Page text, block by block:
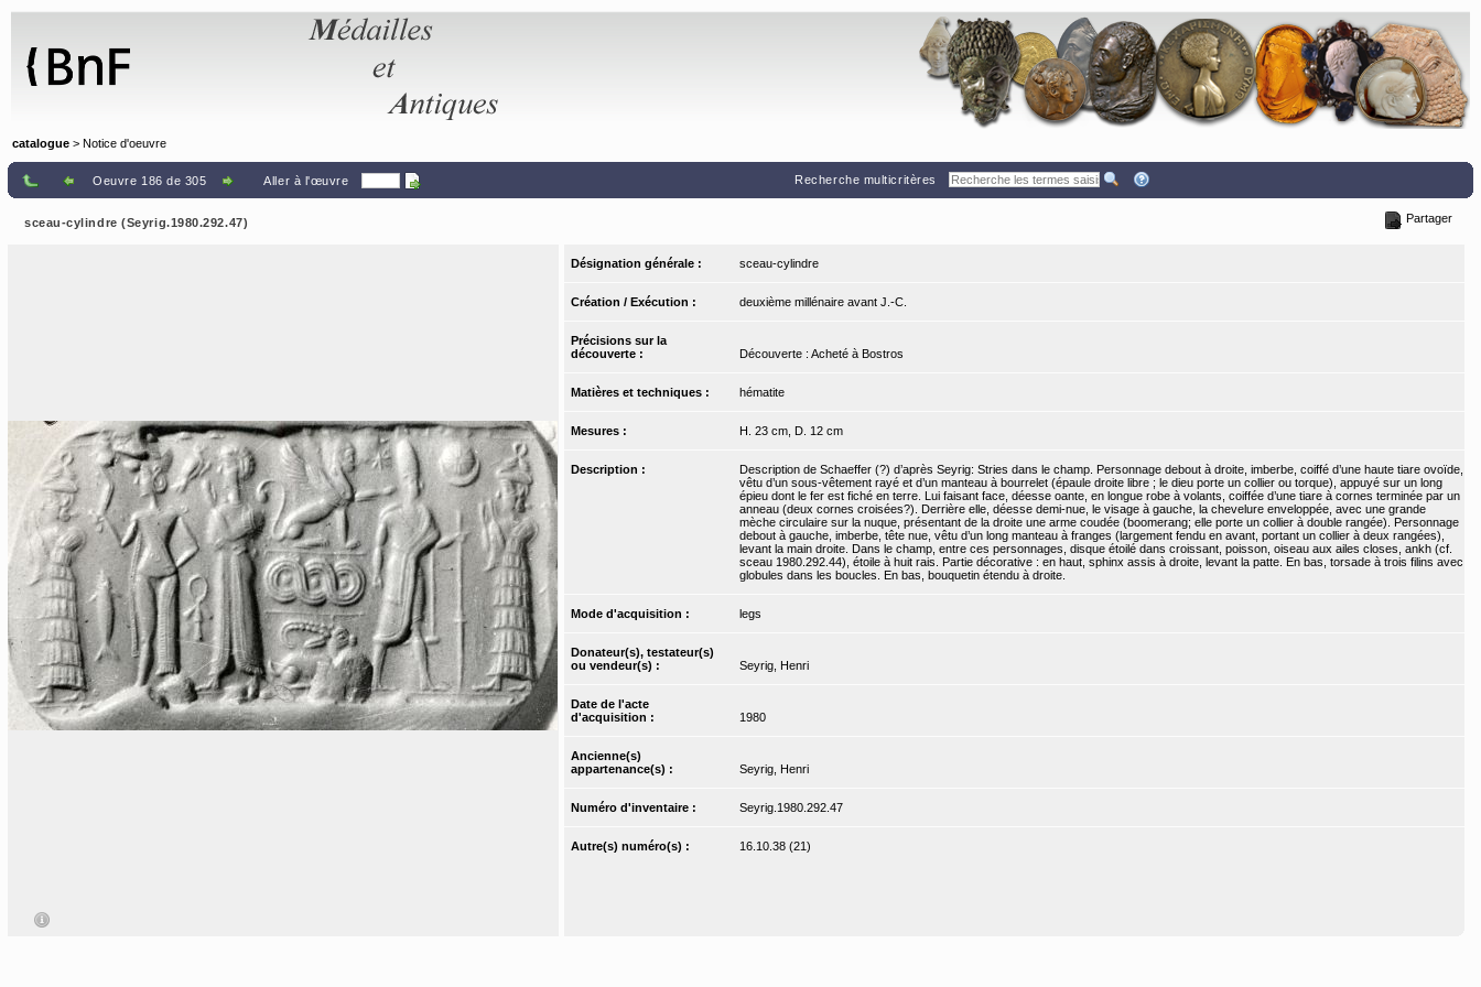
catalogue > Notice d'oeuvre
Oeuvre 186 de 305 Aller à l'œuvre Recherche multicritères
sceau-cylindre (Seyrig.1980.292.47) Partager
Désignation générale : sceau-cylindre
Création / Exécution : deuxième millénaire avant J.-C.
Précisions sur la
découverte :
Découverte : Acheté à Bostros
Matières et techniques : hématite
Mesures : H. 23 cm, D. 12 cm
Description :
Description de Schaeffer (?) d’après Seyrig: Stries dans le champ. Personnage debout à droite, imberbe, coiffé d’une haute tiare ovoïde,
vêtu d’un sous-vêtement rayé et d’un manteau à bourrelet (épaule droite libre ; le dieu porte un collier ou torque), appuyé sur un long
épieu dont le fer est fiché en terre. Lui faisant face, déesse oante, en longue robe à volants, coiffée d’une tiare à cornes terminée par un
anneau (deux cornes croisées?). Derrière elle, déesse demi-nue, le visage à gauche, la chevelure enveloppée, avec une grande
mèche circulaire sur la nuque, présentant de la droite une arme coudée (boomerang; elle porte un collier à double rangée). Personnage
debout à gauche, imberbe, tête nue, vêtu d’un long manteau à franges (largement fendu en avant, portant un collier à deux rangées),
levant la main droite. Dans le champ, entre ces personnages, disque étoilé dans croissant, poisson, oiseau aux ailes closes, ankh (cf.
sceau 1980.292.44), étoile à huit rais. Partie décorative : en haut, sphinx assis à droite, levant la patte. En bas, torsade à trois filins avec
globules dans les boucles. En bas, bouquetin étendu à droite.
Mode d'acquisition : legs
Donateur(s), testateur(s)
ou vendeur(s) :
Seyrig, Henri
Date de l'acte
d'acquisition :
1980
Ancienne(s)
appartenance(s) :
Seyrig, Henri
Numéro d'inventaire : Seyrig.1980.292.47
Autre(s) numéro(s) : 16.10.38 (21)